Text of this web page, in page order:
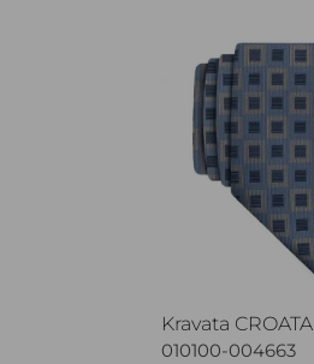
Kravata CROATA
010100-004663